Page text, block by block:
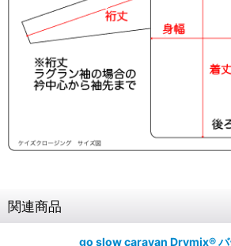
関連商品
go slow caravan Drymix® バ